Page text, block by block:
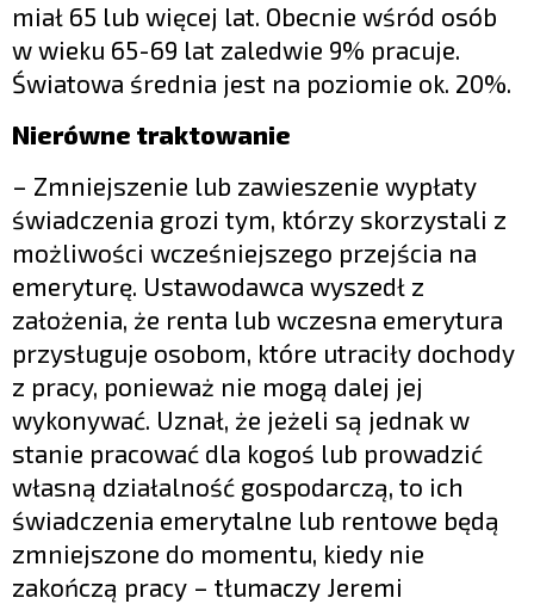
miał 65 lub więcej lat. Obecnie wśród osób
w wieku 65-69 lat zaledwie 9% pracuje.
Światowa średnia jest na poziomie ok. 20%.
Nierówne traktowanie
– Zmniejszenie lub zawieszenie wypłaty
świadczenia grozi tym, którzy skorzystali z
możliwości wcześniejszego przejścia na
emeryturę. Ustawodawca wyszedł z
założenia, że renta lub wczesna emerytura
przysługuje osobom, które utraciły dochody
z pracy, ponieważ nie mogą dalej jej
wykonywać. Uznał, że jeżeli są jednak w
stanie pracować dla kogoś lub prowadzić
własną działalność gospodarczą, to ich
świadczenia emerytalne lub rentowe będą
zmniejszone do momentu, kiedy nie
zakończą pracy – tłumaczy Jeremi